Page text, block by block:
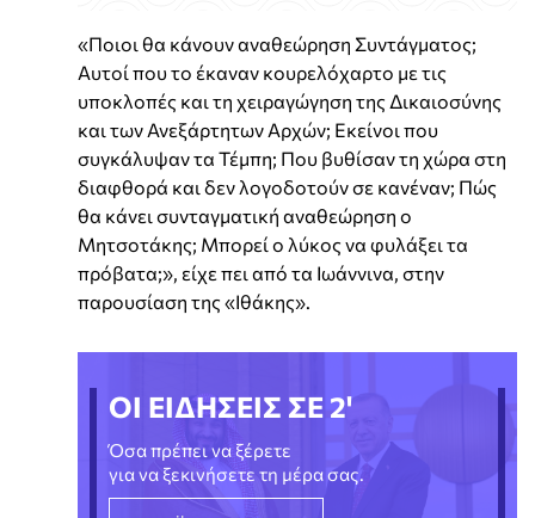
«Ποιοι θα κάνουν αναθεώρηση Συντάγματος;
Αυτοί που το έκαναν κουρελόχαρτο με τις
υποκλοπές και τη χειραγώγηση της Δικαιοσύνης
και των Ανεξάρτητων Αρχών; Εκείνοι που
συγκάλυψαν τα Τέμπη; Που βυθίσαν τη χώρα στη
διαφθορά και δεν λογοδοτούν σε κανέναν; Πώς
θα κάνει συνταγματική αναθεώρηση ο
Μητσοτάκης; Μπορεί ο λύκος να φυλάξει τα
πρόβατα;», είχε πει από τα Ιωάννινα, στην
παρουσίαση της «Ιθάκης».
ΟΙ ΕΙΔΗΣΕΙΣ ΣΕ 2'
Όσα πρέπει να ξέρετε
για να ξεκινήσετε τη μέρα σας.